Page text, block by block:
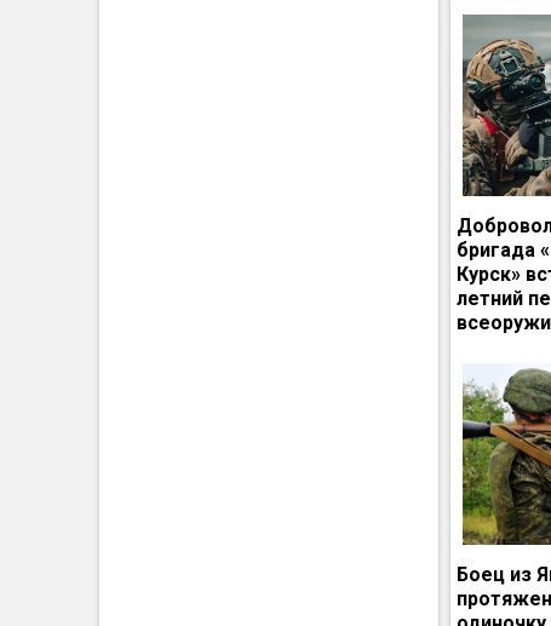
бригада
Курск»
летний
Боец из